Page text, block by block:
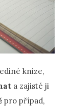
knize,
a zajisté ji
pro případ,